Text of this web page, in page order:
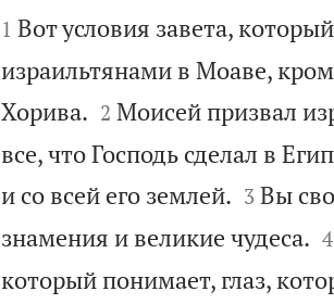


1 Вот условия завета,
израильтянами в Моаве,
Хорива.
2 Моисей призвал
все, что Господь сделал в
и со всей его землей.
3 Вы
знамения и великие чудеса.
4
который понимает, глаз,